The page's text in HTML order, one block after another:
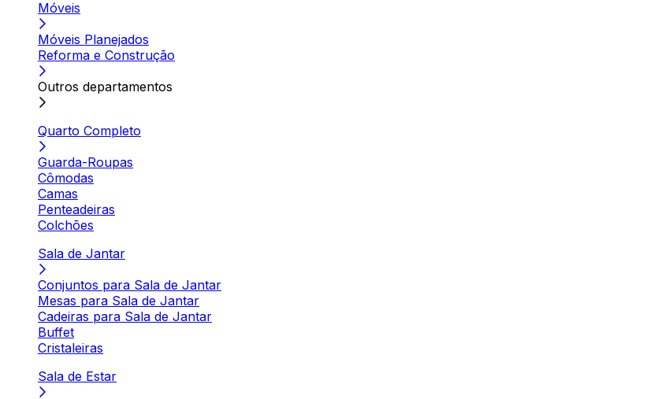
Móveis
Móveis Planejados
Reforma e Construção
Outros departamentos
Quarto Completo
Guarda-Roupas
Cômodas
Camas
Penteadeiras
Colchões
Sala de Jantar
Conjuntos para Sala de Jantar
Mesas para Sala de Jantar
Cadeiras para Sala de Jantar
Buffet
Cristaleiras
Sala de Estar